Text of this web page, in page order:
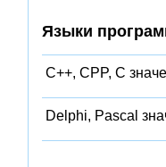
Языки
C++, CPP, C
Delphi, Pascal